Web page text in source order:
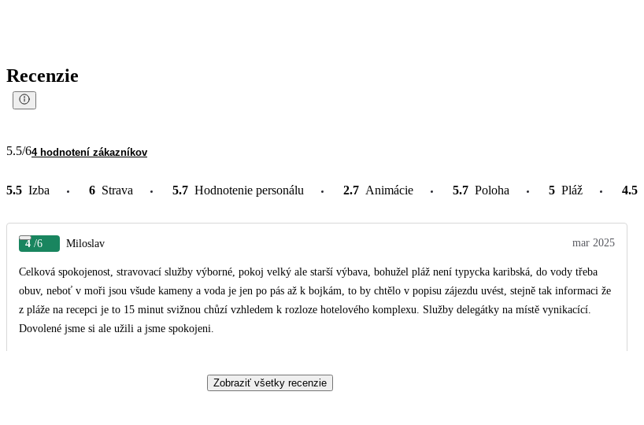
Recenzie
5.5/64 hodnotení zákazníkov
5.5 Izba 6 Strava 5.7 Hodnotenie personálu 2.7 Animácie 5.7 Poloha 5 Pláž 4.5
4 /6 Miloslav mar 2025
Celková spokojenost, stravovací služby výborné, pokoj velký ale starší výbava, bohužel pláž není typycka karibská, do vody třeba
obuv, neboť v moři jsou všude kameny a voda je jen po pás až k bojkám, to by chtělo v popisu zájezdu uvést, stejně tak informaci že
z pláže na recepci je to 15 minut svižnou chůzí vzhledem k rozloze hotelového komplexu. Služby delegátky na místě vynikacící.
Dovolené jsme si ale užili a jsme spokojeni.
Zobraziť všetky recenzie